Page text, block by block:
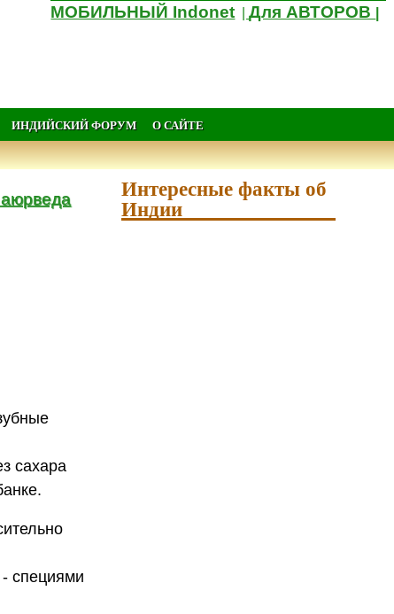
МОБИЛЬНЫЙ Indonet |Для АВТОРОВ
ИНДИЙСКИЙ ФОРУМ О САЙТЕ
сахара
- специями
Интересные факты об
Индии